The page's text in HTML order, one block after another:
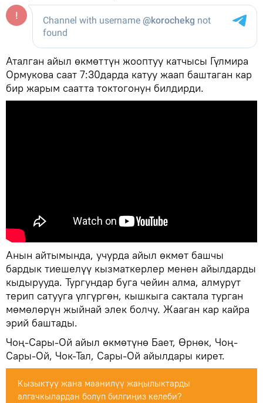
Аталган айыл өкмөттүн жооптуу катчысы Гүлмира
Ормукова саат 7:30дарда катуу жаап баштаган кар
бир жарым саатта токтогонун билдирди.
Анын айтымында, учурда айыл өкмөт башчы
бардык тиешелүү кызматкерлер менен айылдарды
кыдырууда. Тургундар буга чейин алма, алмурут
терип сатууга үлгүргөн, кышкыга сактала турган
мөмөлөрүн жыйнай элек болчу. Жааган кар кайра
эрий баштады.
Чоң-Сары-Ой айыл өкмөтүнө Бает, Өрнөк, Чоң-
Сары-Ой, Чок-Тал, Сары-Ой айылдары кирет.
Кызыктуу жана маанилүү жаңылыктарды
алгачкылардан болуп билгиңиз келеби?